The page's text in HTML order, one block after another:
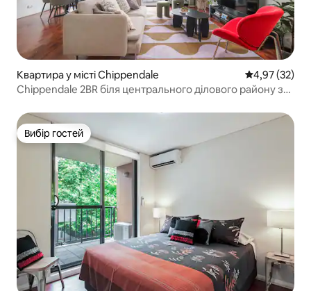
Квартира у місті Chippendale Середня
4,97 (32)
Chippendale 2BR біля центрального ділового району з
Вибір гостей
Вибір гостей